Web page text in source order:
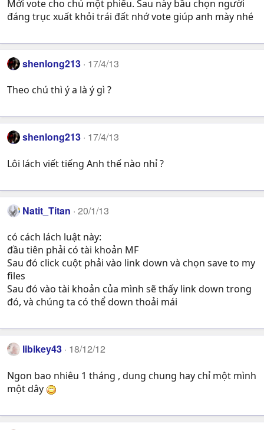
Mới vote cho chú một phiếu. Sau này bầu chọn người
đáng trục xuất khỏi trái đất nhớ vote giúp anh mày nhé
shenlong213 17/4/13
Theo chú thì ý a là ý gì ?
shenlong213 17/4/13
Lôi lách viết tiếng Anh thế nào nhỉ ?
Natit_Titan 20/1/13
có cách lách luật này:
đầu tiên phải có tài khoản MF
Sau đó click cuột phải vào link down và chọn save to my
files
Sau đó vào tài khoản của mình sẽ thấy link down trong
đó, và chúng ta có thể down thoải mái
libikey43 18/12/12
Ngon bao nhiêu 1 tháng , dung chung hay chỉ một mình
một dây